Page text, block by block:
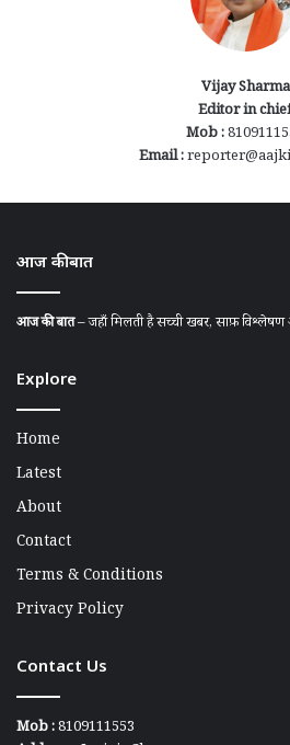
Vijay Sharma
Editor in
Mob :
Email :
आज की बात
आज की बात– जहाँ मिलती है सच्ची खबर, साफ़ विश्लेषण
Explore
Home
Latest
About
Contact
Terms & Conditions
Privacy Policy
Contact Us
Mob :8109111553